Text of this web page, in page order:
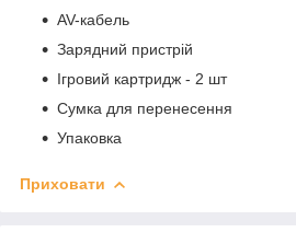
AV-кабель
Зарядний пристрій
Ігровий картридж - 2 шт
Сумка для перенесення
Упаковка
Приховати